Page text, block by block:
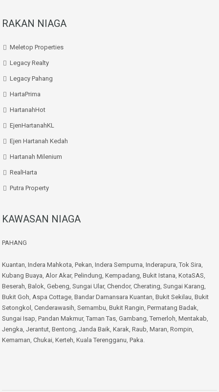
RAKAN NIAGA
Meletop Properties
Legacy Realty
Legacy Pahang
HartaPrima
HartanahHot
EjenHartanahKL
Ejen Hartanah Kedah
Hartanah Milenium
RealHarta
Putra Property
KAWASAN NIAGA
PAHANG
Kuantan, Indera Mahkota, Pekan, Indera Sempurna, Inderapura, Tok Sira,
Kubang Buaya, Alor Akar, Pelindung, Kempadang, Bukit Istana, KotaSAS,
Beserah, Balok, Gebeng, Sungai Ular, Chendor, Cherating, Sungai Karang,
Bukit Goh, Aspa Cottage, Bandar Damansara Kuantan, Bukit Sekilau, Bukit
Setongkol , Cenderawasih, Semambu, Bukit Rangin, Permatang Badak,
Sungai Isap, Pandan Makmur, Taman Tas, Gambang, Temerloh, Mentakab,
Jengka, Jerantut, Bentong, Janda Baik, Karak, Raub, Maran, Rompin,
Kemaman, Chukai, Kerteh, Kuala Terengganu, Paka.